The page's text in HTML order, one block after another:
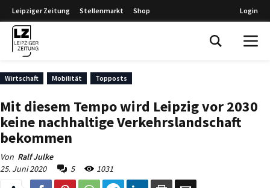
Leipziger Zeitung Stellenmarkt Shop Login
Wirtschaft Mobilität Topposts
Mit diesem Tempo wird Leipzig vor 2030
keine nachhaltige Verkehrslandschaft
bekommen
Von Ralf Julke
25. Juni 2020
5 1031